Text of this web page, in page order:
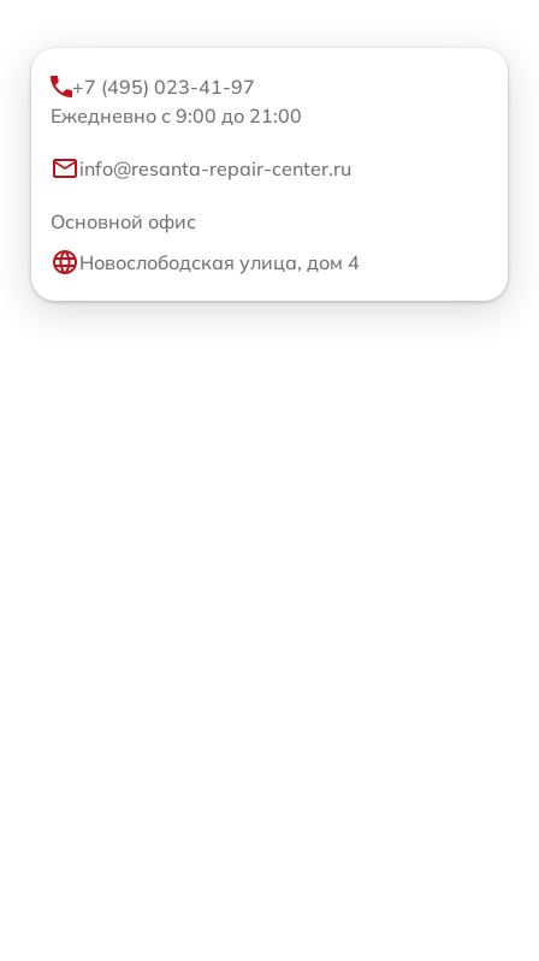
+7 (495) 023-41-97
Ежедневно с 9:00 до 21:00
info@resanta-repair-center.ru
Основной офис
Новослободская улица, дом 4